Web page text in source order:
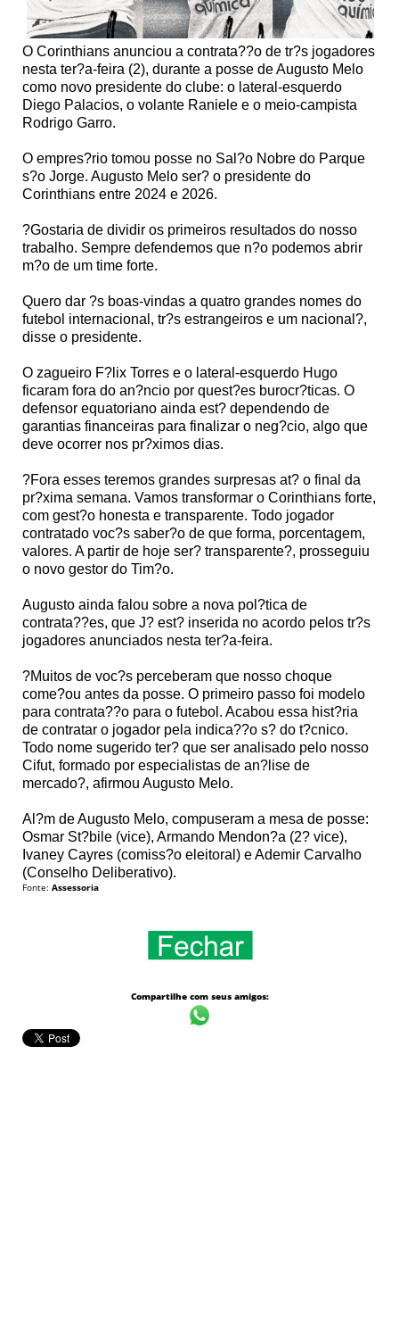
O Corinthians anunciou a contrata??o de tr?s jogadores
nesta ter?a-feira (2), durante a posse de Augusto Melo
como novo presidente do clube: o lateral-esquerdo
Diego Palacios, o volante Raniele e o meio-campista
Rodrigo Garro.
O empres?rio tomou posse no Sal?o Nobre do Parque
s?o Jorge. Augusto Melo ser? o presidente do
Corinthians entre 2024 e 2026.
?Gostaria de dividir os primeiros resultados do nosso
trabalho. Sempre defendemos que n?o podemos abrir
m?o de um time forte.
Quero dar ?s boas-vindas a quatro grandes nomes do
futebol internacional, tr?s estrangeiros e um nacional?,
disse o presidente.
O zagueiro F?lix Torres e o lateral-esquerdo Hugo
ficaram fora do an?ncio por quest?es burocr?ticas. O
defensor equatoriano ainda est? dependendo de
garantias financeiras para finalizar o neg?cio, algo que
deve ocorrer nos pr?ximos dias.
?Fora esses teremos grandes surpresas at? o final da
pr?xima semana. Vamos transformar o Corinthians forte,
com gest?o honesta e transparente. Todo jogador
contratado voc?s saber?o de que forma, porcentagem,
valores. A partir de hoje ser? transparente?, prosseguiu
o novo gestor do Tim?o.
Augusto ainda falou sobre a nova pol?tica de
contrata??es, que J? est? inserida no acordo pelos tr?s
jogadores anunciados nesta ter?a-feira.
?Muitos de voc?s perceberam que nosso choque
come?ou antes da posse. O primeiro passo foi modelo
para contrata??o para o futebol. Acabou essa hist?ria
de contratar o jogador pela indica??o s? do t?cnico.
Todo nome sugerido ter? que ser analisado pelo nosso
Cifut, formado por especialistas de an?lise de
mercado?, afirmou Augusto Melo.
Al?m de Augusto Melo, compuseram a mesa de posse:
Osmar St?bile (vice), Armando Mendon?a (2? vice),
Ivaney Cayres (comiss?o eleitoral) e Ademir Carvalho
(Conselho Deliberativo).
Fonte: Assessoria
Compartilhe com seus amigos: